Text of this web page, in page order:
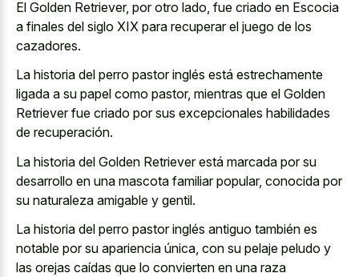
El Golden Retriever, por otro lado, fue criado en Escocia
a finales del siglo XIX para recuperar el juego de los
cazadores.
La historia del perro pastor inglés está estrechamente
ligada a su papel como pastor, mientras que el Golden
Retriever fue criado por sus excepcionales habilidades
de recuperación.
La historia del Golden Retriever está marcada por su
desarrollo en una mascota familiar popular, conocida por
su naturaleza amigable y gentil.
La historia del perro pastor inglés antiguo también es
notable por su apariencia única, con su pelaje peludo y
las orejas caídas que lo convierten en una raza